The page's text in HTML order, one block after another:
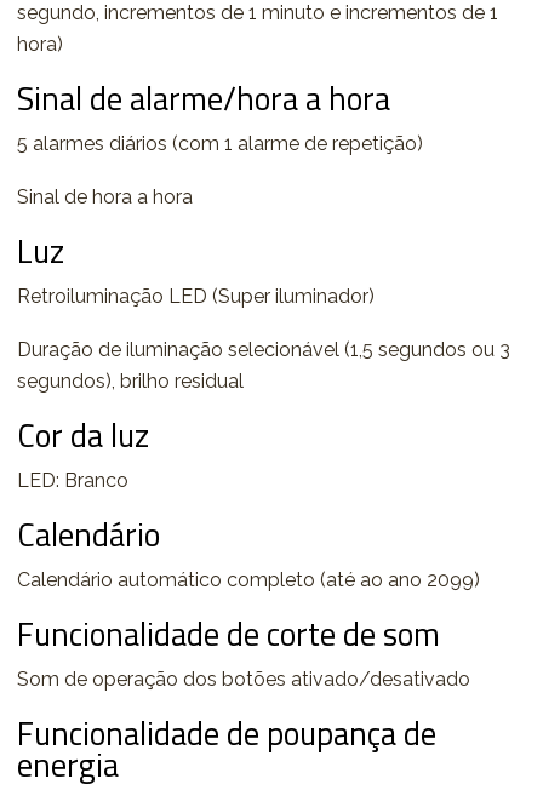
segundo, incrementos de 1 minuto e incrementos de 1
hora)
Sinal de alarme/hora a hora
5 alarmes diários (com 1 alarme de repetição)
Sinal de hora a hora
Luz
Retroiluminação LED (Super iluminador)
Duração de iluminação selecionável (1,5 segundos ou 3
segundos), brilho residual
Cor da luz
LED: Branco
Calendário
Calendário automático completo (até ao ano 2099)
Funcionalidade de corte de som
Som de operação dos botões ativado/desativado
Funcionalidade de poupança de
energia